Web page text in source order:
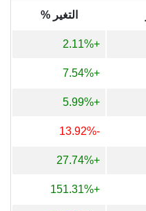
التغير %
+2.11%
+7.54%
+5.99%
-13.92%
+27.74%
+151.31%